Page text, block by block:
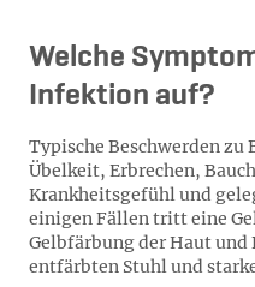
Welche
Infektion auf?
Typische Beschwerden zu
Übelkeit, Erbrechen,
Krankheitsgefühl und
einigen Fällen tritt eine
Gelbfärbung der Haut
entfärbten Stuhl und